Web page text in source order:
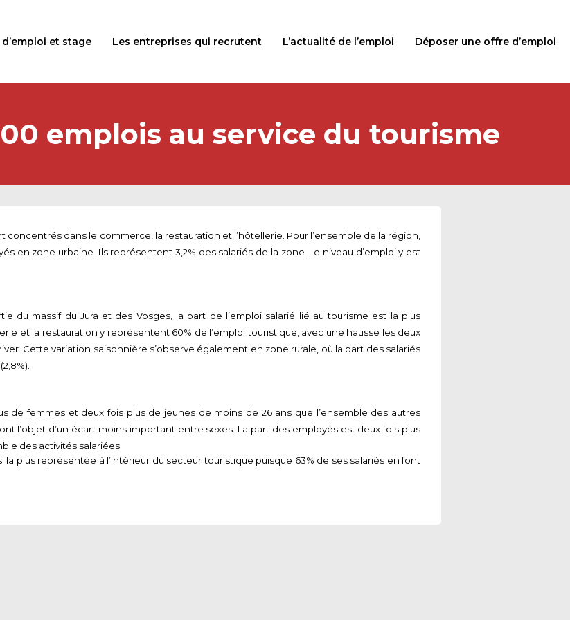
et stage Les entreprises qui recrutent L’actualité de l’emploi Déposer une offre d’emploi
emplois au service du tourisme
concentrés dans le commerce, la restauration et l’hôtellerie. Pour l’ensemble de la région,
en zone urbaine. Ils représentent 3,2% des salariés de la zone. Le niveau d’emploi y est
du massif du Jura et des Vosges, la part de l’emploi salarié lié au tourisme est la plus
et la restauration y représentent 60% de l’emploi touristique, avec une hausse les deux
Cette variation saisonnière s’observe également en zone rurale, où la part des salariés
de femmes et deux fois plus de jeunes de moins de 26 ans que l’ensemble des autres
l’objet d’un écart moins important entre sexes. La part des employés est deux fois plus
des activités salariées.
plus représentée à l’intérieur du secteur touristique puisque 63% de ses salariés en font